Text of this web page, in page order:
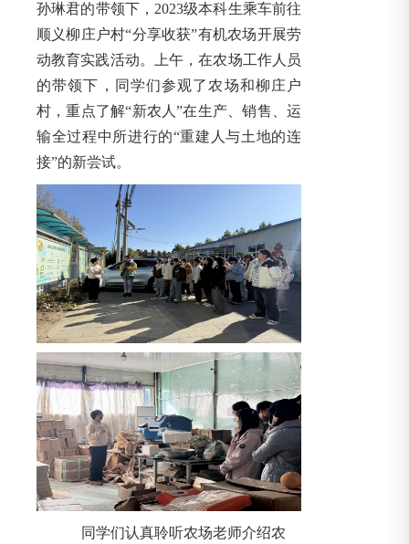
孙琳君的带领下，2023级本科生乘车前往
顺义柳庄户村“分享收获”有机农场开展劳
动教育实践活动。上午，在农场工作人员
的带领下，同学们参观了农场和柳庄户
村，重点了解“新农人”在生产、销售、运
输全过程中所进行的“重建人与土地的连
接”的新尝试。
同学们认真聆听农场老师介绍农